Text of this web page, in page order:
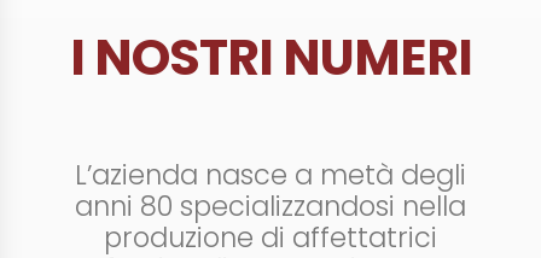
I NOSTRI NUMERI
L’azienda nasce a metà degli
anni 80 specializzandosi nella
produzione di affettatrici